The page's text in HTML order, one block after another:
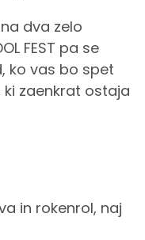
dva zelo
FEST pa se
ko vas bo spet
zaenkrat ostaja
in rokenrol, naj